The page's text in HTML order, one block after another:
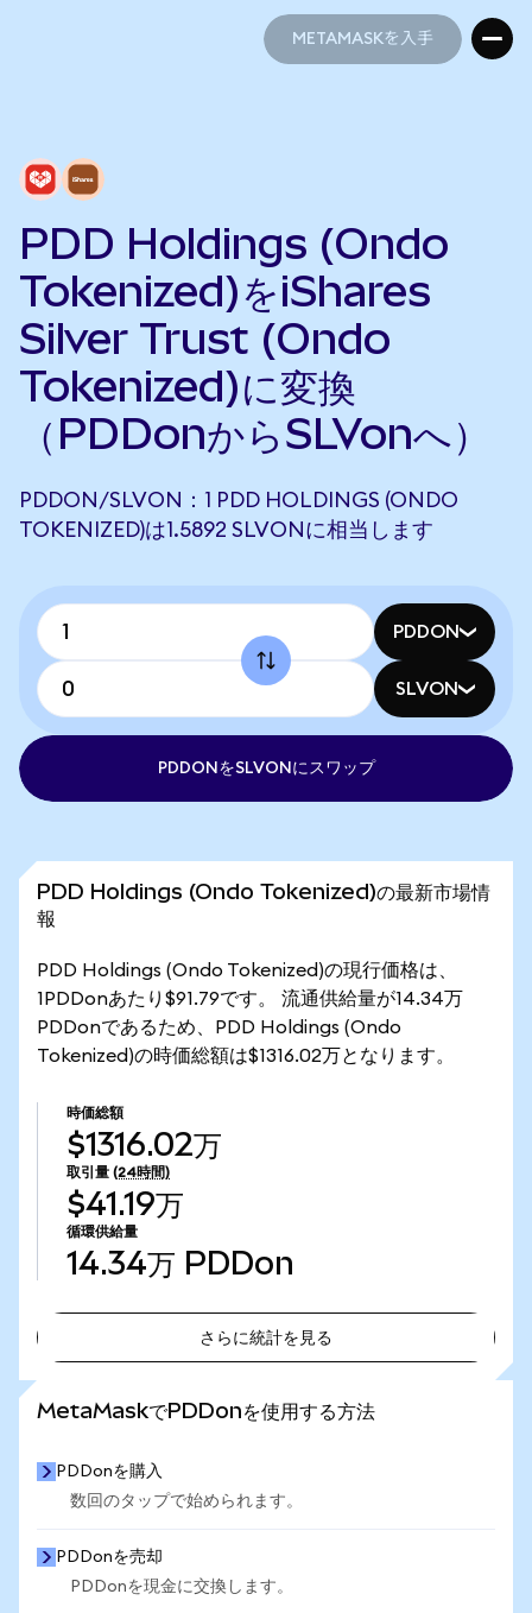
METAMASKを入手
PDD Holdings (Ondo
Tokenized)をiShares
Silver Trust (Ondo
Tokenized)に変換
（PDDonからSLVonへ）
PDDON/SLVON：1 PDD HOLDINGS (ONDO
TOKENIZED)は1.5892 SLVONに相当します
PDDON
SLVON
PDDONをSLVONにスワップ
PDD Holdings (Ondo Tokenized)の最新市場情
報
PDD Holdings (Ondo Tokenized)の現行価格は、
1PDDonあたり$91.79です。 流通供給量が14.34万
PDDonであるため、PDD Holdings (Ondo
Tokenized)の時価総額は$1316.02万となります。
時価総額
$1316.02万
取引量 (24時間)
$41.19万
循環供給量
14.34万 PDDon
さらに統計を見る
MetaMaskでPDDonを使用する方法
PDDonを購入
数回のタップで始められます。
PDDonを売却
PDDonを現金に交換します。